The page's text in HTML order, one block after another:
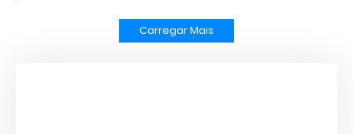
Carregar Mais